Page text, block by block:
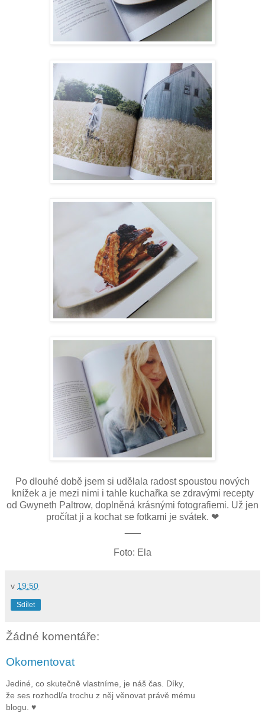
Po dlouhé době jsem si udělala radost spoustou nových
knížek a je mezi nimi i tahle kuchařka se zdravými recepty
od Gwyneth Paltrow, doplněná krásnými fotografiemi. Už jen
pročítat ji a kochat se fotkami je svátek. ❤
Foto: Ela
v 19:50
Sdílet
Žádné komentáře:
Okomentovat
Jediné, co skutečně vlastníme, je náš čas. Díky,
že ses rozhodl/a trochu z něj věnovat právě mému
blogu. ♥